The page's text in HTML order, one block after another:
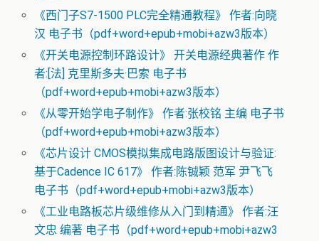
《西门子S7-1500 PLC完全精通教程》 作者:向晓
汉 电子书（pdf+word+epub+mobi+azw3版本）
《开关电源控制环路设计》 开关电源经典著作 作
者:[法] 克里斯多夫·巴索 电子书
（pdf+word+epub+mobi+azw3版本）
《从零开始学电子制作》 作者:张校铭 主编 电子书
（pdf+word+epub+mobi+azw3版本）
《芯片设计 CMOS模拟集成电路版图设计与验证:
基于Cadence IC 617》 作者:陈铖颖 范军 尹飞飞
电子书（pdf+word+epub+mobi+azw3版本）
《工业电路板芯片级维修从入门到精通》 作者:汪
文忠 编著 电子书（pdf+word+epub+mobi+azw3